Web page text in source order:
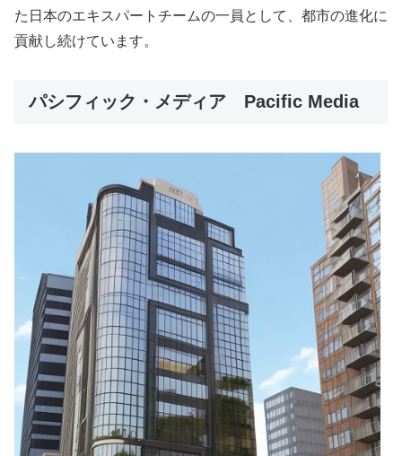
た日本のエキスパートチームの一員として、都市の進化に
貢献し続けています。
パシフィック・メディア Pacific Media